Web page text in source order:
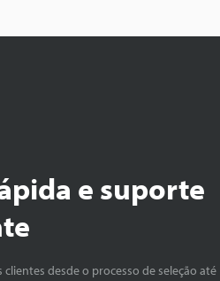
e suporte
clientes desde o processo de seleção até